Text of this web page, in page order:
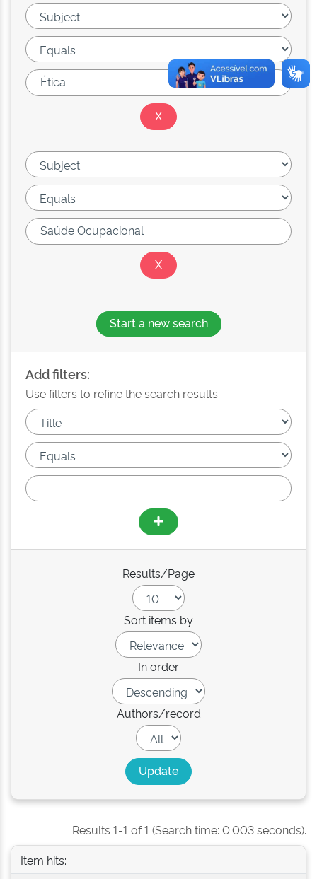
Start a new search
Add filters:
Use filters to refine the search results.
Results/Page
Sort items by
In order
Authors/record
Results 1-1 of 1 (Search time: 0.003 seconds).
Item hits: